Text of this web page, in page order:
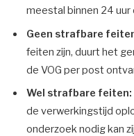
meestal binnen 24 uur
Geen strafbare
feiten zijn, duurt het
de VOG per post
Wel strafbare feiten:
de verwerkingstijd
onderzoek nodig kan